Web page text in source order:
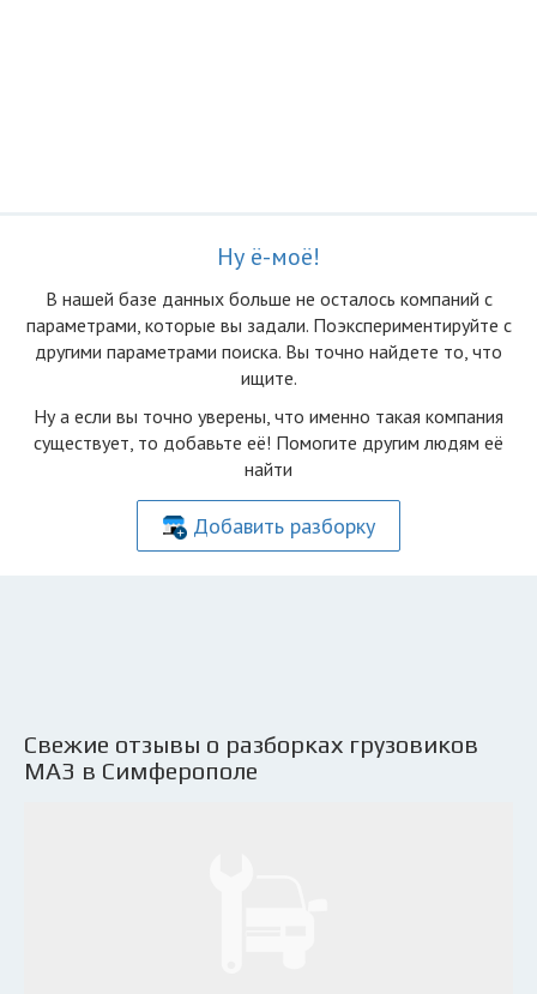
Ну ё-моё!
В нашей базе данных больше не осталоcь компаний с
параметрами, которые вы задали. Поэкспериментируйте с
другими параметрами поиска. Вы точно найдете то, что
ищите.
Ну а если вы точно уверены, что именно такая компания
существует, то добавьте её! Помогите другим людям её
найти
Добавить разборку
Свежие отзывы о разборках грузовиков
МАЗ в Симферополе